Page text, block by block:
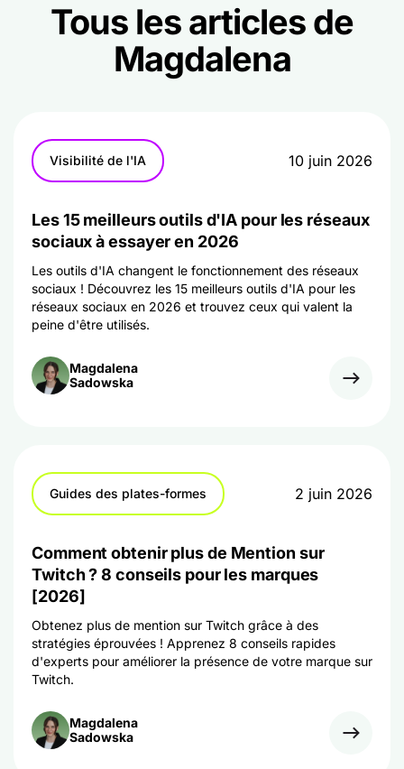
Tous les articles de
Magdalena
Visibilité de l'IA 10 juin 2026
Les 15 meilleurs outils d'IA pour les réseaux
sociaux à essayer en 2026
Les outils d'IA changent le fonctionnement des réseaux
sociaux ! Découvrez les 15 meilleurs outils d'IA pour les
réseaux sociaux en 2026 et trouvez ceux qui valent la
peine d'être utilisés.
Magdalena
Sadowska
Guides des plates-formes 2 juin 2026
Comment obtenir plus de Mention sur
Twitch ? 8 conseils pour les marques
[2026]
Obtenez plus de mention sur Twitch grâce à des
stratégies éprouvées ! Apprenez 8 conseils rapides
d'experts pour améliorer la présence de votre marque sur
Twitch.
Magdalena
Sadowska